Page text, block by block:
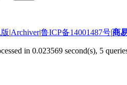
|Archiver|鲁ICP备14001487号|商
in 0.023569 second(s), 5